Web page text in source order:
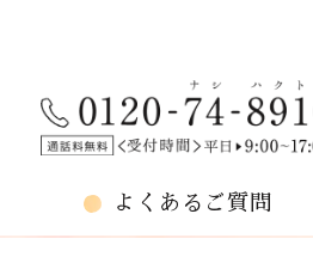
よくあるご質問